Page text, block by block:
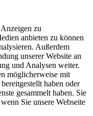
zu
anbieten zu können
Außerdem
unserer Website an
und Analysen weiter.
möglicherweise mit
haben oder
gesammelt haben. Sie
Sie unsere Webseite